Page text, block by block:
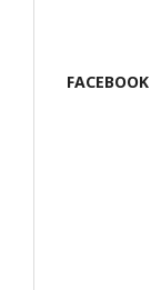
FACEBOOK